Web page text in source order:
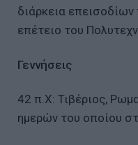
διάρκεια
επέτειο του
Γεννήσεις
42 π.Χ: Τιβέριος,
ημερών του οποίου